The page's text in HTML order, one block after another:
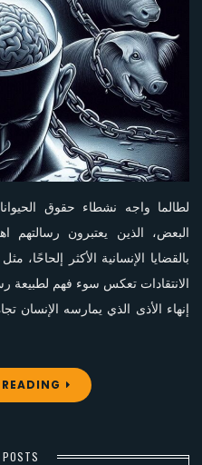
النفسي:
لماذا
تُستخدم
معاناة
البشر
كحجة
ضد
حقوق
لطالما واجه نشطاء حقوق
البعض، الذين يعتبرون رسالتهم
بالقضايا الإنسانية الأكثر
الانتقادات تعكس سوء فهم لطبيعة
إنهاء الأذى الذي يمارسه الإنسان
POSTS